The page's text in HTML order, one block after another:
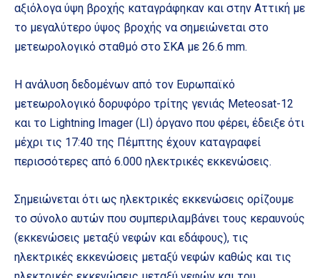
αξιόλογα ύψη βροχής καταγράφηκαν και στην Αττική με
το μεγαλύτερο ύψος βροχής να σημειώνεται στο
μετεωρολογικό σταθμό στο ΣΚΑ με 26.6 mm.
Η ανάλυση δεδομένων από τον Ευρωπαϊκό
μετεωρολογικό δορυφόρο τρίτης γενιάς Meteosat-12
και το Lightning Imager (LI) όργανο που φέρει, έδειξε ότι
μέχρι τις 17:40 της Πέμπτης έχουν καταγραφεί
περισσότερες από 6.000 ηλεκτρικές εκκενώσεις.
Σημειώνεται ότι ως ηλεκτρικές εκκενώσεις ορίζουμε
το σύνολο αυτών που συμπεριλαμβάνει τους κεραυνούς
(εκκενώσεις μεταξύ νεφών και εδάφους), τις
ηλεκτρικές εκκενώσεις μεταξύ νεφών καθώς και τις